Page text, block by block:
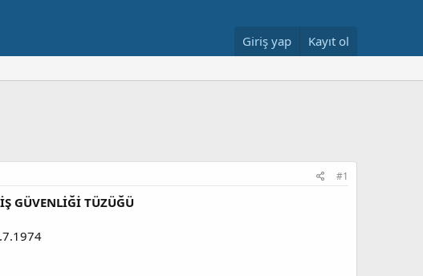
Giriş yap Kayıt ol
#1
GÜVENLİĞİ TÜZÜĞÜ